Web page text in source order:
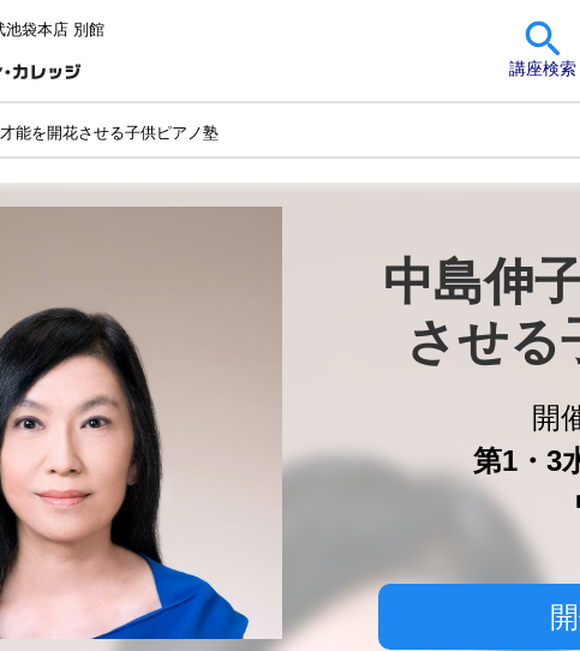
池袋本店 別館
講座検索
能を開花させる子供ピアノ塾
中島伸
させる
開
第1・3